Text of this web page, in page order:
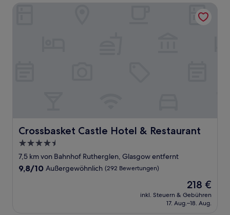
Crossbasket Castle Hotel & Restaurant
Crossbasket Castle Hotel & Restaurant
4.5-
Sterne-
Unterkunft
7,5 km von Bahnhof Rutherglen, Glasgow entfernt
9.8
9,8/10 Außergewöhnlich (292 Bewertungen)
Der
Preis
beträgt
218 €
inkl. Steuern & Gebühren
17. Aug.–18. Aug.